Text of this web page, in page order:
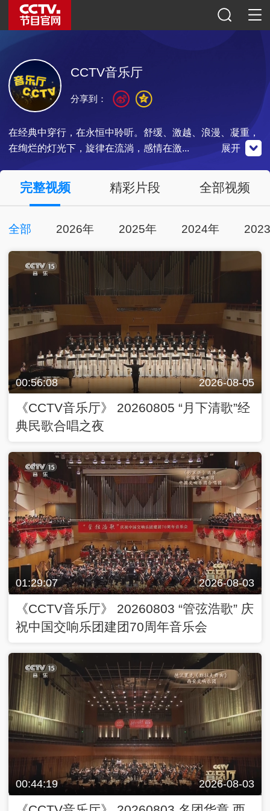
CCTV音乐厅
在经典中穿行，在永恒中聆听。舒缓、激越、浪漫、凝重，
在绚烂的灯光下，旋律在流淌，感情在激...
央视影音
点击下载
展开
分享到：
完整视频 精彩片段 全部视频
全部 2026年 2025年 2024年
00:56:08 2026-08-05
《CCTV音乐厅》 20260805 “月下清歌”经
典民歌合唱之夜
01:29:07 2026-08-03
《CCTV音乐厅》 20260803 “管弦浩歌” 庆
祝中国交响乐团建团70周年音乐会
00:44:19 2026-08-03